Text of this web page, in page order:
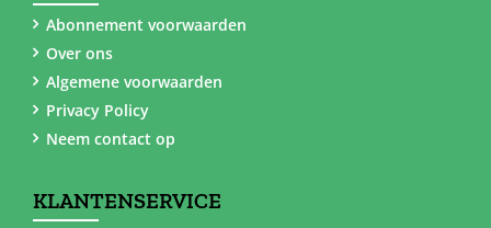
Abonnement voorwaarden
Over ons
Algemene voorwaarden
Privacy Policy
Neem contact op
KLANTENSERVICE